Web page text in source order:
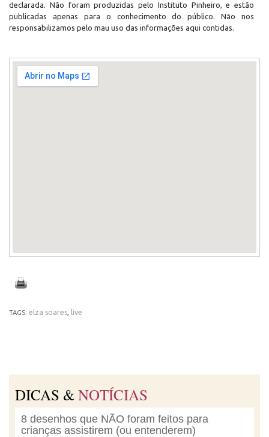
declarada. Não foram produzidas pelo Instituto Pinheiro, e estão
publicadas apenas para o conhecimento do público. Não nos
responsabilizamos pelo mau uso das informações aqui contidas.
TAGS: elza soares, live
DICAS &NOTÍCIAS
8 desenhos que NÃO foram feitos para
crianças assistirem (ou entenderem)